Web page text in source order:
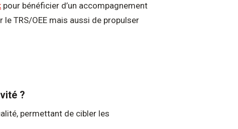
pour bénéficier d’un accompagnement
TRS/OEE mais aussi de propulser
?
permettant de cibler les